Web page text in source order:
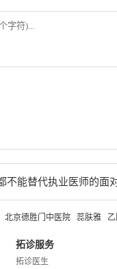
不能替代执业医师的面
北京德胜门中医院 蕊肤雅
拓诊服务
拓诊医生